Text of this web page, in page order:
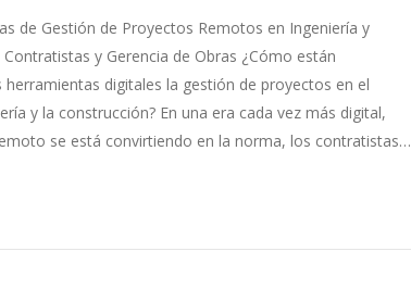
de Gestión de Proyectos Remotos en Ingeniería y
y Gerencia de Obras ¿Cómo están
digitales la gestión de proyectos en el
y la construcción? En una era cada vez más digital,
se está convirtiendo en la norma, los contratistas…